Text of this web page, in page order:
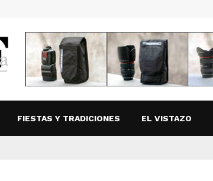
FIESTAS Y TRADICIONES EL VISTAZO